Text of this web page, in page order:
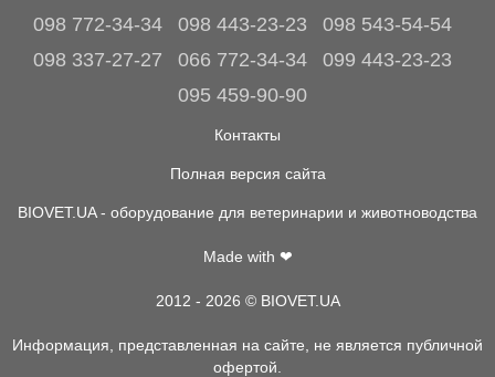
098 772-34-34 098 443-23-23
098 543-54-54
098 337-27-27
066 772-34-34
099 443-23-23
095 459-90-90
Контакты
Полная версия сайта
BIOVET.UA - оборудование для ветеринарии и животноводства
Made with ❤
2012 - 2026 © BIOVET.UA
Информация, представленная на сайте, не является публичной
офертой.